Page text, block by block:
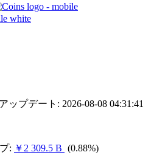
ップデート: 2026-08-08 04:31:41
: ￥2 309.5 B (0.88%)